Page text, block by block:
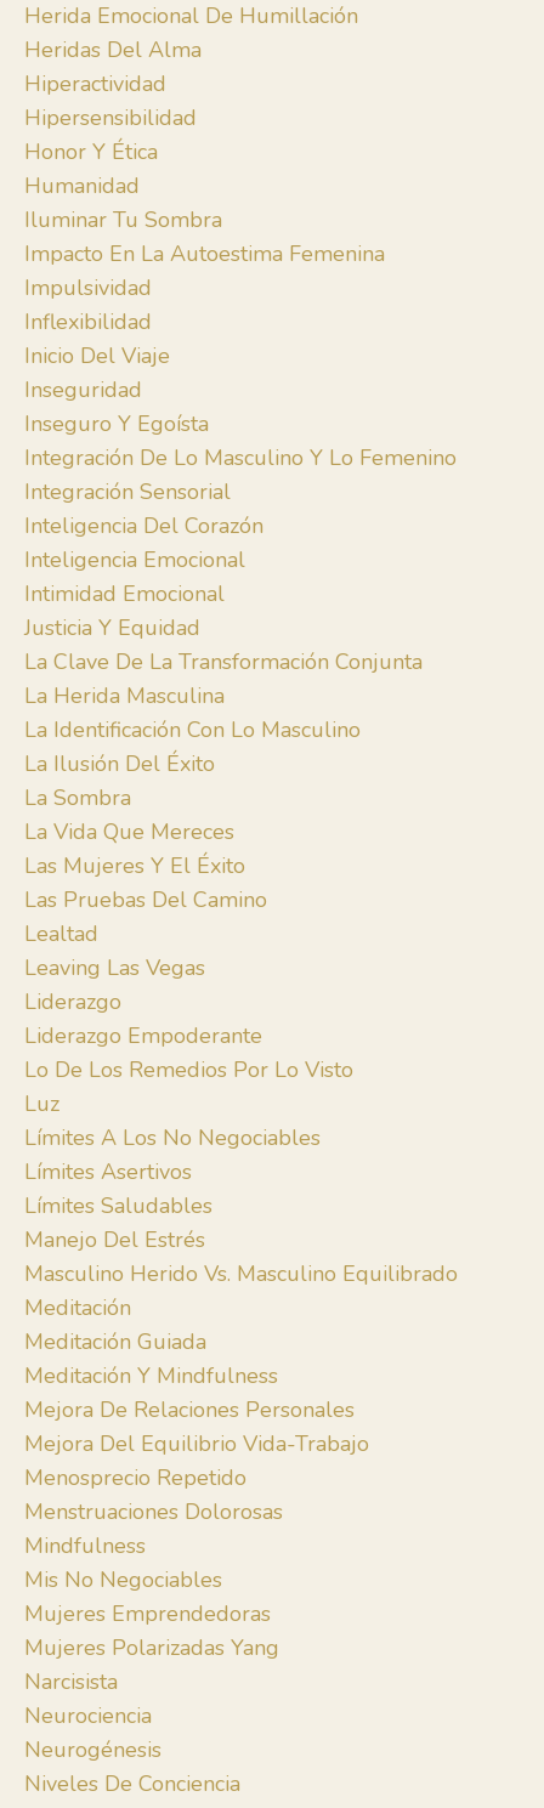
Herida Emocional De Humillación
Heridas Del Alma
Hiperactividad
Hipersensibilidad
Honor Y Ética
Humanidad
Iluminar Tu Sombra
Impacto En La Autoestima Femenina
Impulsividad
Inflexibilidad
Inicio Del Viaje
Inseguridad
Inseguro Y Egoísta
Integración De Lo Masculino Y Lo Femenino
Integración Sensorial
Inteligencia Del Corazón
Inteligencia Emocional
Intimidad Emocional
Justicia Y Equidad
La Clave De La Transformación Conjunta
La Herida Masculina
La Identificación Con Lo Masculino
La Ilusión Del Éxito
La Sombra
La Vida Que Mereces
Las Mujeres Y El Éxito
Las Pruebas Del Camino
Lealtad
Leaving Las Vegas
Liderazgo
Liderazgo Empoderante
Lo De Los Remedios Por Lo Visto
Luz
Límites A Los No Negociables
Límites Asertivos
Límites Saludables
Manejo Del Estrés
Masculino Herido Vs. Masculino Equilibrado
Meditación
Meditación Guiada
Meditación Y Mindfulness
Mejora De Relaciones Personales
Mejora Del Equilibrio Vida-Trabajo
Menosprecio Repetido
Menstruaciones Dolorosas
Mindfulness
Mis No Negociables
Mujeres Emprendedoras
Mujeres Polarizadas Yang
Narcisista
Neurociencia
Neurogénesis
Niveles De Conciencia